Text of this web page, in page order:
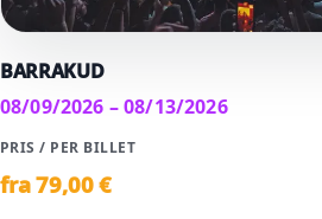
BARRAKUD
08/09/2026 – 08/13/2026
PRIS / PER BILLET
fra79,00 €